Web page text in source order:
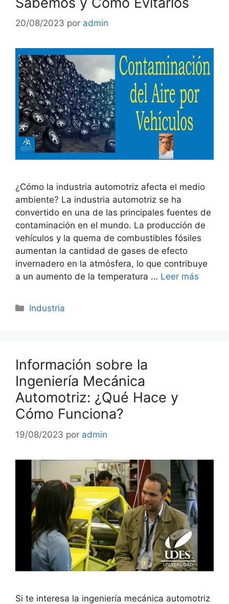
20/08/2023 por admin
¿Cómo la industria automotriz afecta el medio
ambiente? La industria automotriz se ha
convertido en una de las principales fuentes de
contaminación en el mundo. La producción de
vehículos y la quema de combustibles fósiles
aumentan la cantidad de gases de efecto
invernadero en la atmósfera, lo que contribuye
a un aumento de la temperatura … Leer más
Categorías
Industria
Información sobre la
Ingeniería Mecánica
Automotriz: ¿Qué Hace y
Cómo Funciona?
19/08/2023 por admin
Si te interesa la ingeniería mecánica automotriz